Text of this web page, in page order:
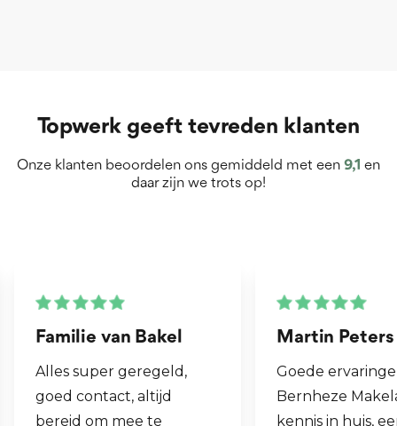
Topwerk geeft tevreden klanten
Onze klanten beoordelen ons gemiddeld met een 9,1 en
daar zijn we trots op!
Martin Peters
Goede ervaringen met
Bernheze Makelaars, veel
kennis in huis, eens onze
Henk van
Fijne makelaar.
al mijn 2e
hen laten